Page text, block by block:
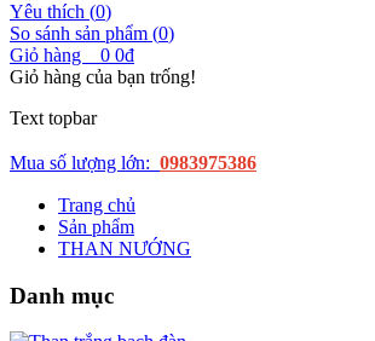
Yêu thích (0)
So sánh sản phẩm (0)
Giỏ hàng
0 0đ
Giỏ hàng của bạn trống!
Text topbar
Mua số lượng lớn: 0983975386
Trang chủ
Sản phẩm
THAN NƯỚNG
Danh mục